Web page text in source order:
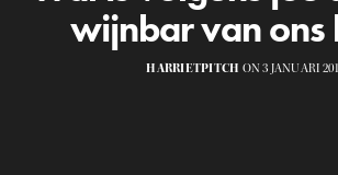
wijnbar van ons
HARRIETPITCH ON 3 JANUARI